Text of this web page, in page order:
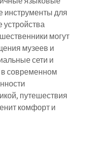
инструменты для
могут
музеев и
сети и
современном
путешествия
комфорт и